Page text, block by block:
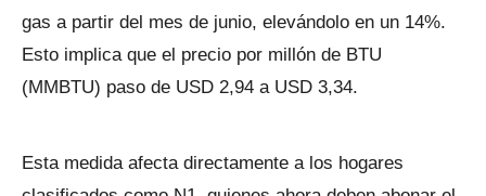
gas a partir del mes de junio, elevándolo en un 14%.
Esto implica que el precio por millón de BTU
(MMBTU) paso de USD 2,94 a USD 3,34.
Esta medida afecta directamente a los hogares